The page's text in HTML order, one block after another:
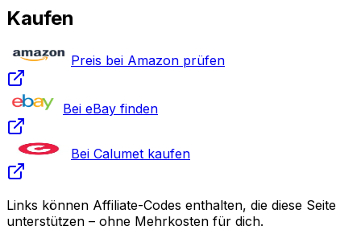
Kaufen
Preis bei Amazon prüfen
Bei eBay finden
Bei Calumet kaufen
Links können Affiliate-Codes enthalten, die diese Seite
unterstützen – ohne Mehrkosten für dich.